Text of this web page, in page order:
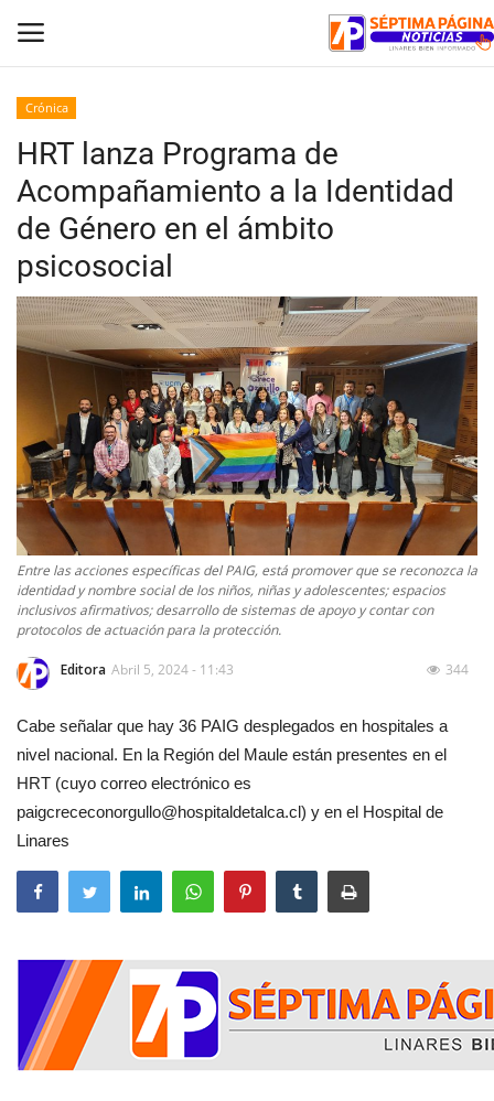
Inicio
Crónica
Policial
Tribunales
Deporte
Política
Espectáculos
Crónica
HRT lanza Programa de
Acompañamiento a la Identidad
de Género en el ámbito
psicosocial
Entre las acciones específicas del PAIG, está promover que se reconozca la
identidad y nombre social de los niños, niñas y adolescentes; espacios
inclusivos afirmativos; desarrollo de sistemas de apoyo y contar con
protocolos de actuación para la protección.
Editora Abril 5, 2024 - 11:43 344
Cabe señalar que hay 36 PAIG desplegados en hospitales a
nivel nacional. En la Región del Maule están presentes en el
HRT (cuyo correo electrónico es
paigcrececonorgullo@hospitaldetalca.cl) y en el Hospital de
Linares